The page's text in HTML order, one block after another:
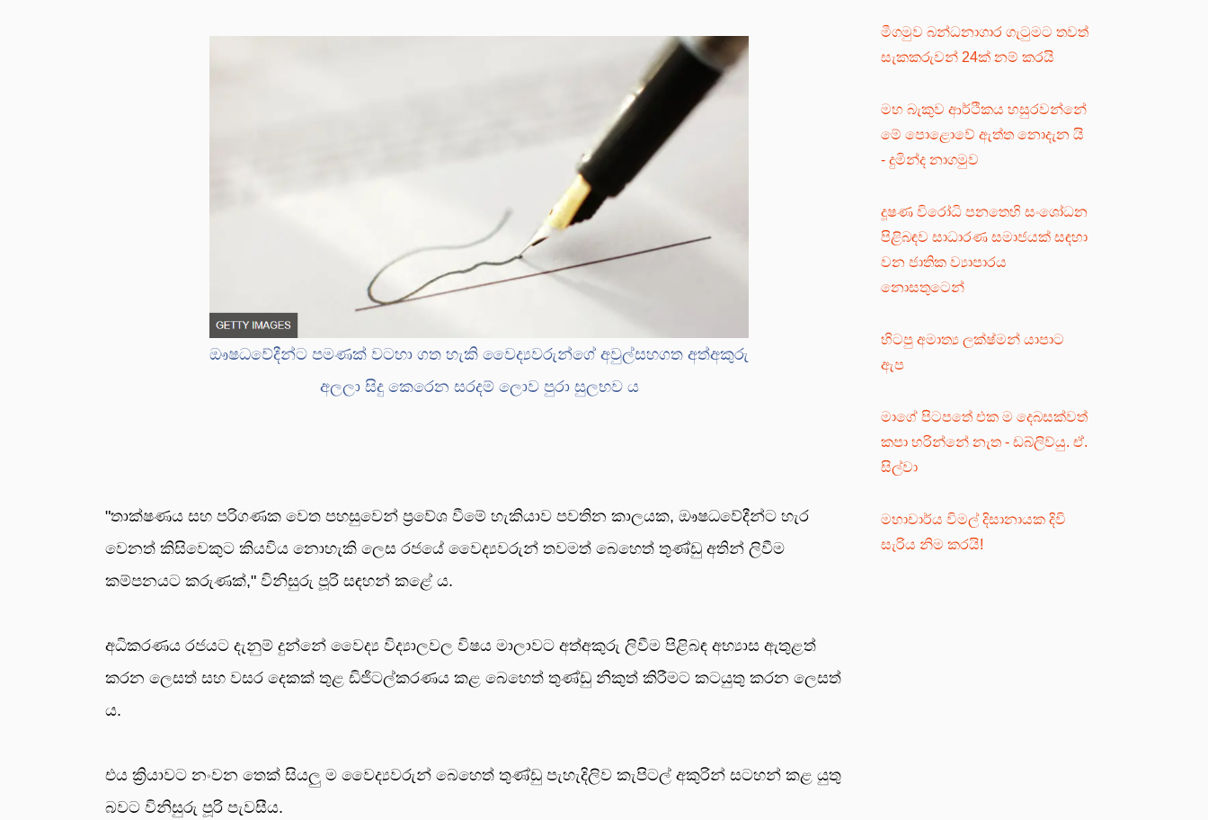
ඖෂධවේදීන්ට පමණක් වටහා ගත හැකි වෛද්‍යවරුන්ගේ අවුල්සහගත අත්අකුරු
අලලා සිදු කෙරෙන සරදම් ලොව පුරා සුලභව ය
"තාක්ෂණය සහ පරිගණක වෙත පහසුවෙන් ප්‍රවේශ වීමේ හැකියාව පවතින කාලයක, ඖෂධවේදීන්ට හැර
වෙනත් කිසිවෙකුට කියවිය නොහැකි ලෙස රජයේ වෛද්‍යවරුන් තවමත් බෙහෙත් තුණ්ඩු අතින් ලිවීම
කම්පනයට කරුණක්," විනිසුරු පූරි සඳහන් කළේ ය.
අධිකරණය රජයට දැනුම් දුන්නේ වෛද්‍ය විද්‍යාලවල විෂය මාලාවට අත්අකුරු ලිවීම පිළිබඳ අභ්‍යාස ඇතුළත්
කරන ලෙසත් සහ වසර දෙකක් තුළ ඩිජිටල්කරණය කළ බෙහෙත් තුණ්ඩු නිකුත් කිරීමට කටයුතු කරන ලෙසත්
ය.
එය ක්‍රියාවට නංවන තෙක් සියලු ම වෛද්‍යවරුන් බෙහෙත් තුණ්ඩු පැහැදිලිව කැපිටල් අකුරින් සටහන් කළ යුතු
බවට විනිසුරු පූරි පැවසීය.
මීගමුව බන්ධනාගාර ගැටුමට තවත්
සැකකරුවන් 24ක් නම් කරයි
මහ බැකුව ආර්ථිකය හසුරවන්නේ
මේ පොළොවේ ඇත්ත නොදැන යි
- දුමින්ද නාගමුව
දූෂණ විරෝධි පනතෙහි සංශෝධන
පිළිබඳව සාධාරණ සමාජයක් සඳහා
වන ජාතික ව්‍යාපාරය
නොසතුටෙන්
හිටපු අමාත්‍ය ලක්ෂ්මන් යාපාට
ඇප
මාගේ පිටපතේ එක ම දෙබසක්වත්
කපා හරින්නේ නැත - ඩබ්ලිව්යු. ඒ.
සිල්වා
මහාචාර්ය විමල් දිසානායක දිවි
සැරිය නිම කරයි!